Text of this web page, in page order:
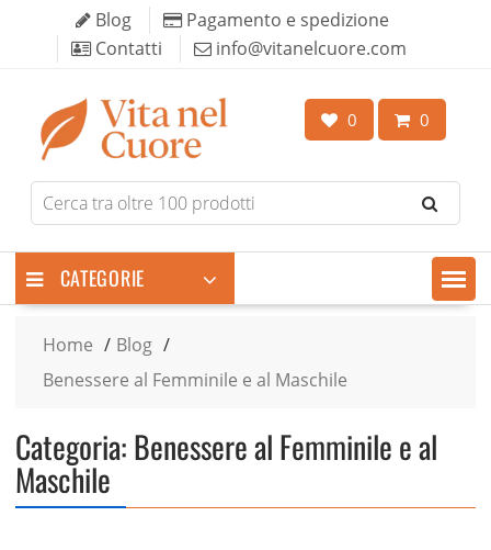
content
Blog
Pagamento e spedizione
Contatti
info@vitanelcuore.com
0 0
Search
for
CATEGORIE
Home
Blog
Benessere al Femminile e al Maschile
Categoria:Benessere al Femminile e al
Maschile